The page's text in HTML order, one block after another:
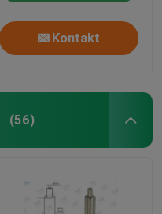
Kontakt
(56)